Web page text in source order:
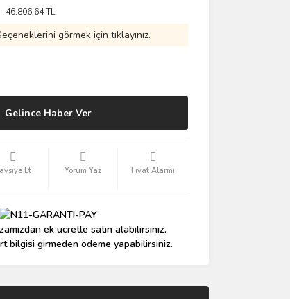
46.806,64 TL
görmek için tıklayınız.
Gelince Haber Ver
Et Yorum Yaz Fiyat Alarmı
ek ücretle satın alabilirsiniz.
bilgisi girmeden ödeme yapabilirsiniz.